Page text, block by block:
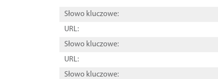
Słowo kluczowe:
URL:
Słowo kluczowe:
URL:
Słowo kluczowe: